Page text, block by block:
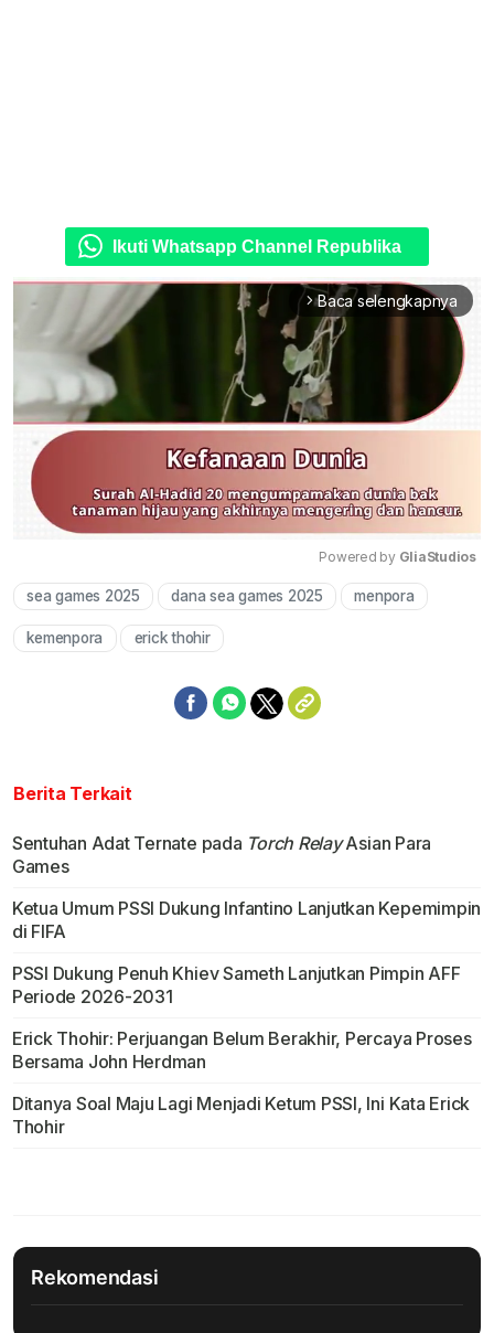
Ikuti Whatsapp Channel Republika
arrow_forward_ios Baca selengkapnya
Mute
Powered by GliaStudios
sea games 2025 dana sea games 2025 menpora
kemenpora erick thohir
Berita Terkait
Sentuhan Adat Ternate pada Torch RelayAsian Para
Games
Ketua Umum PSSI Dukung Infantino Lanjutkan Kepemimpin
di FIFA
PSSI Dukung Penuh Khiev Sameth Lanjutkan Pimpin AFF
Periode 2026-2031
Erick Thohir: Perjuangan Belum Berakhir, Percaya Proses
Bersama John Herdman
Ditanya Soal Maju Lagi Menjadi Ketum PSSI, Ini Kata Erick
Thohir
Rekomendasi